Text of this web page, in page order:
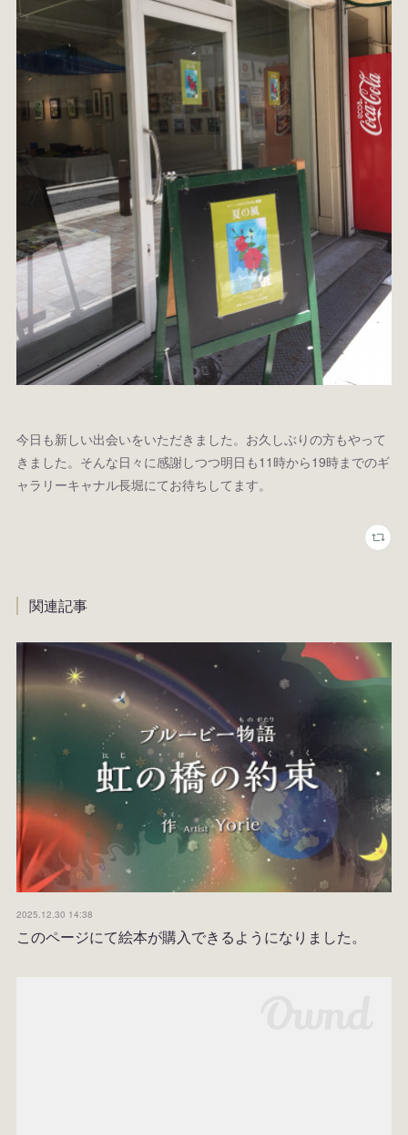
今日も新しい出会いをいただきました。お久しぶりの方もやって
きました。そんな日々に感謝しつつ明日も11時から19時までのギ
ャラリーキャナル長堀にてお待ちしてます。
関連記事
2025.12.30 14:38
このページにて絵本が購入できるようになりました。